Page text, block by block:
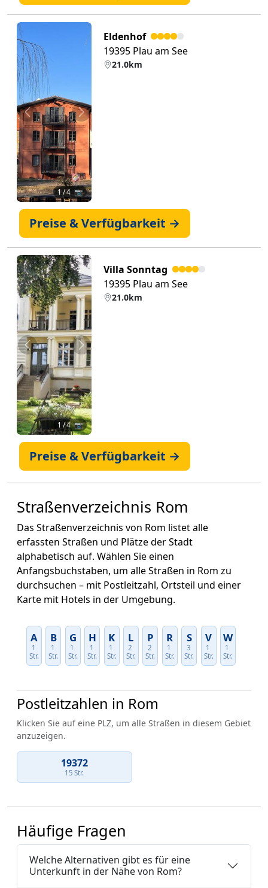
Zurück Weiter
1/ 4 📷
Eldenhof
19395 Plau am See
21.0km
Preise & Verfügbarkeit →
Zurück Weiter
1 / 4 📷
Villa Sonntag
19395 Plau am See
21.0km
Preise & Verfügbarkeit →
Straßenverzeichnis Rom
Das Straßenverzeichnis von Rom listet alle
erfassten Straßen und Plätze der Stadt
alphabetisch auf. Wählen Sie einen
Anfangsbuchstaben, um alle Straßen in Rom zu
durchsuchen – mit Postleitzahl, Ortsteil und einer
Karte mit Hotels in der Umgebung.
A
1
Str.
B
1
Str.
G
1
Str.
H
1
Str.
K
1
Str.
L
2
Str.
P
2
Str.
R
1
Str.
S
3
Str.
V
1
Str.
W
1
Str.
Postleitzahlen in Rom
Klicken Sie auf eine PLZ, um alle Straßen in diesem Gebiet
anzuzeigen.
19372
15 Str.
Häufige Fragen
Welche Alternativen gibt es für eine
Unterkunft in der Nähe von Rom?